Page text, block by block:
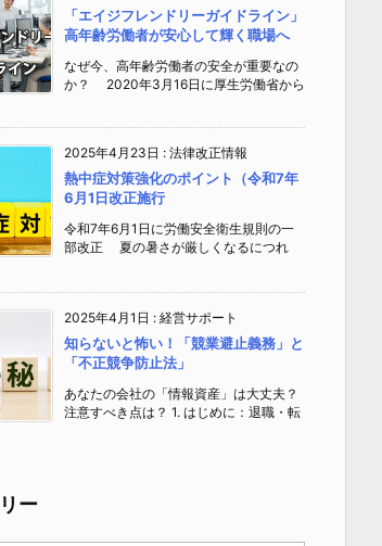
「エイジフレンドリーガイドライン」
高年齢労働者が安心して輝く職場へ
なぜ今、高年齢労働者の安全が重要なの
か？ 2020年3月16日に厚生労働省から
2025年4月23日 : 法律改正情報
熱中症対策強化のポイント（令和7年
6月1日改正施行
令和7年6月1日に労働安全衛生規則の一
部改正 夏の暑さが厳しくなるにつれ
2025年4月1日 : 経営サポート
知らないと怖い！「競業避止義務」と
「不正競争防止法」
あなたの会社の「情報資産」は大丈夫？
注意すべき点は？ 1. はじめに：退職・転
ー